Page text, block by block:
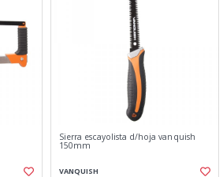
Sierra escayolista d/hoja vanquish
150mm
VANQUISH